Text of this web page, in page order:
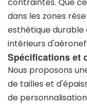
contraintes. Que
dans les zones
esthétique durable
intérieurs
Spécifications et
Nous proposons
de tailles et
de